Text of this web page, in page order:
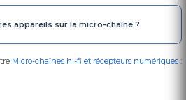
appareils sur la micro-chaîne ?
Micro-chaînes hi-fi et récepteurs numériques :